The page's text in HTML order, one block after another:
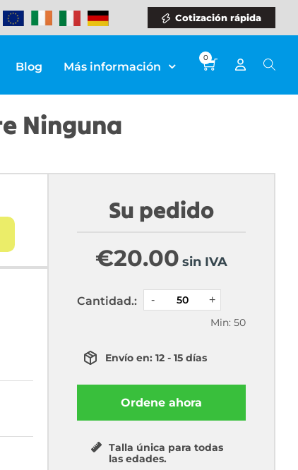
Cotización rápida
Blog Más información
0
Ninguna
Su pedido
€20.00 sin IVA
Cantidad.:
Min: 50
Envío en: 12 - 15 días
Ordene ahora
Talla única para todas
las edades.